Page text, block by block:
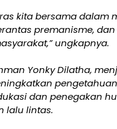
kita bersama dalam
premanisme,
ungkapnya.
Yonky Dilatha,
dan penegakan
lalu lintas.